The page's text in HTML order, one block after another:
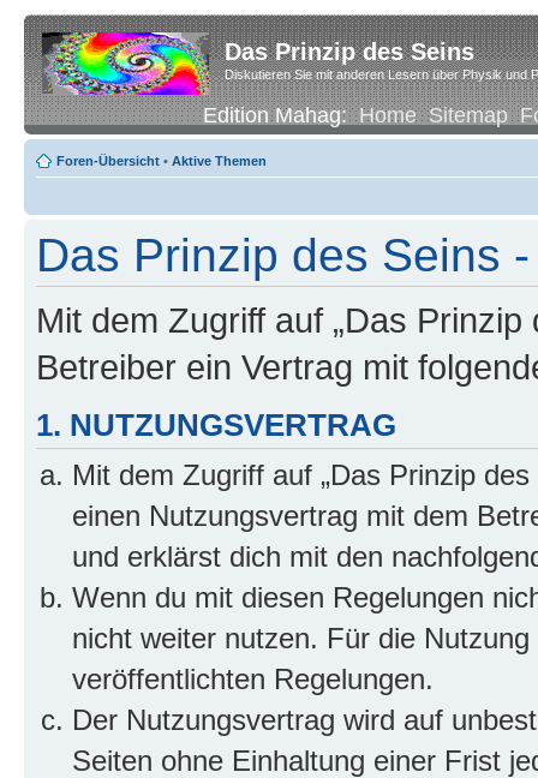
Das Prinzip des Seins
Diskutieren Sie mit anderen Lesern über Physik und
Edition Mahag:Home Sitemap
Foren-Übersicht • Aktive Themen
Das Prinzip des Seins
Mit dem Zugriff auf „Das
Betreiber ein Vertrag mit
1. NUTZUNGSVERTRAG
Mit dem Zugriff auf „Das Prinzip
einen Nutzungsvertrag mit dem
und erklärst dich mit den
Wenn du mit diesen Regelungen
nicht weiter nutzen. Für die
veröffentlichten Regelungen.
Der Nutzungsvertrag wird auf
Seiten ohne Einhaltung einer Frist